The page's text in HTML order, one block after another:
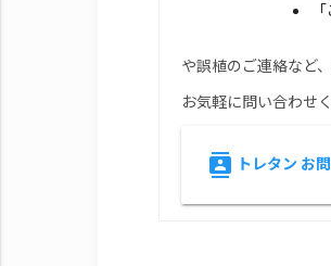
や誤植のご連絡など
お気軽に問い合わせ
contacts トレタン お